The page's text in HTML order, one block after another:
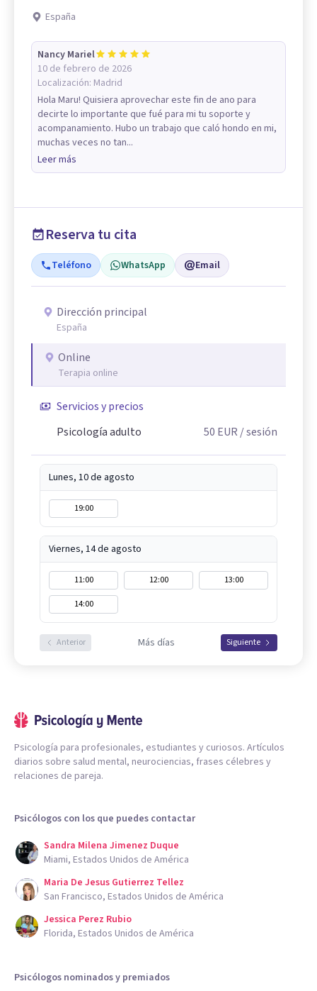
España
Nancy Mariel
10 de febrero de 2026
Localización: Madrid
Hola Maru! Quisiera aprovechar este fin de ano para
decirte lo importante que fué para mi tu soporte y
acompanamiento. Hubo un trabajo que caló hondo en mi,
muchas veces no tan...
Leer más
Reserva tu cita
Teléfono WhatsApp Email
Dirección principal
España
Online
Terapia online
Servicios y precios
Psicología adulto
50 EUR / sesión
Lunes, 10 de agosto
19:00
Viernes, 14 de agosto
11:00 12:00
13:00
14:00
Anterior Más días Siguiente
Psicología para profesionales, estudiantes y curiosos. Artículos
diarios sobre salud mental, neurociencias, frases célebres y
relaciones de pareja.
Psicólogos con los que puedes contactar
Sandra Milena Jimenez Duque
Miami, Estados Unidos de América
Maria De Jesus Gutierrez Tellez
San Francisco, Estados Unidos de América
Jessica Perez Rubio
Florida, Estados Unidos de América
Psicólogos nominados y premiados